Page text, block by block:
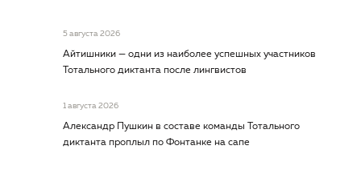
5 августа 2026
Айтишники — одни из наиболее успешных участников
Тотального диктанта после лингвистов
1 августа 2026
Александр Пушкин в составе команды Тотального
диктанта проплыл по Фонтанке на сапе